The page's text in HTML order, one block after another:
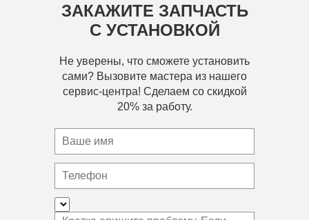
ЗАКАЖИТЕ ЗАПЧАСТЬ
С УСТАНОВКОЙ
Не уверены, что сможете установить
сами? Вызовите мастера из нашего
сервис-центра! Сделаем со скидкой
20% за работу.